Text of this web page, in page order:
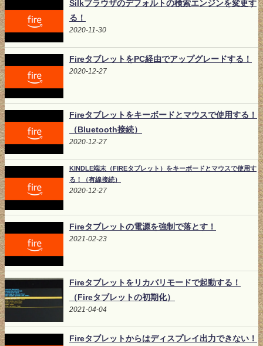
Silkブラウザのデフォルトの検索エンジンを変更す
る！
2020-11-30
FireタブレットをPC経由でアップグレードする！
2020-12-27
Fireタブレットをキーボードとマウスで使用する！
（Bluetooth接続）
2020-12-27
KINDLE端末（FIREタブレット）をキーボードとマウスで使用す
る！（有線接続）
2020-12-27
Fireタブレットの電源を強制で落とす！
2021-02-23
Fireタブレットをリカバリモードで起動する！
（Fireタブレットの初期化）
2021-04-04
Fireタブレットからはディスプレイ出力できない！